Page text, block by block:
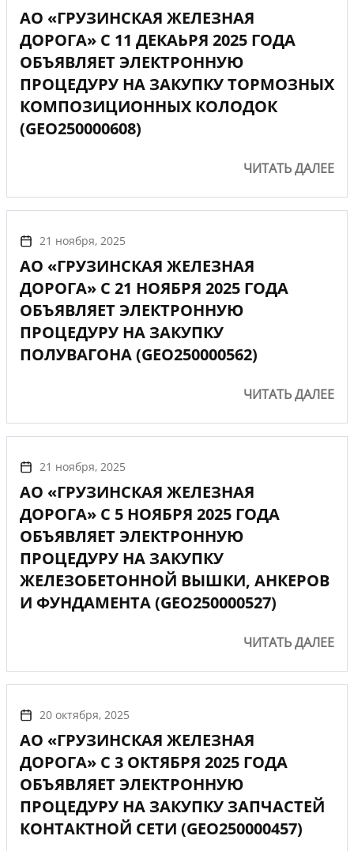
АО «ГРУЗИНСКАЯ ЖЕЛЕЗНАЯ
ДОРОГА» С 11 ДЕКАЬРЯ 2025 ГОДА
ОБЪЯВЛЯЕТ ЭЛЕКТРОННУЮ
ПРОЦЕДУРУ НА ЗАКУПКУ ТОРМОЗНЫХ
КОМПОЗИЦИОННЫХ КОЛОДОК
(GEO250000608)
ЧИТАТЬ ДАЛЕЕ
21 ноября, 2025
АО «ГРУЗИНСКАЯ ЖЕЛЕЗНАЯ
ДОРОГА» С 21 НОЯБРЯ 2025 ГОДА
ОБЪЯВЛЯЕТ ЭЛЕКТРОННУЮ
ПРОЦЕДУРУ НА ЗАКУПКУ
ПОЛУВАГОНА (GEO250000562)
ЧИТАТЬ ДАЛЕЕ
21 ноября, 2025
АО «ГРУЗИНСКАЯ ЖЕЛЕЗНАЯ
ДОРОГА» С 5 НОЯБРЯ 2025 ГОДА
ОБЪЯВЛЯЕТ ЭЛЕКТРОННУЮ
ПРОЦЕДУРУ НА ЗАКУПКУ
ЖЕЛЕЗОБЕТОННОЙ ВЫШКИ, АНКЕРОВ
И ФУНДАМЕНТА (GEO250000527)
ЧИТАТЬ ДАЛЕЕ
20 октября, 2025
АО «ГРУЗИНСКАЯ ЖЕЛЕЗНАЯ
ДОРОГА» С 3 ОКТЯБРЯ 2025 ГОДА
ОБЪЯВЛЯЕТ ЭЛЕКТРОННУЮ
ПРОЦЕДУРУ НА ЗАКУПКУ ЗАПЧАСТЕЙ
КОНТАКТНОЙ СЕТИ (GEO250000457)